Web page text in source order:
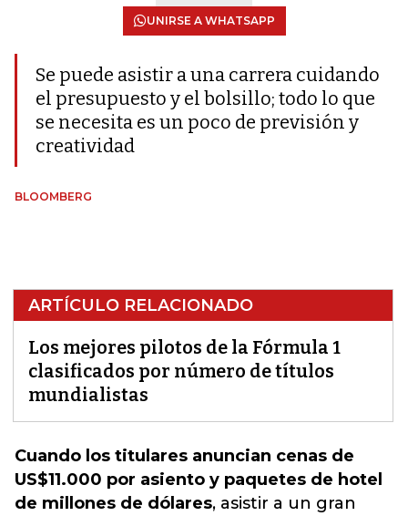
UNIRSE A WHATSAPP
Se puede asistir a una carrera cuidando
el presupuesto y el bolsillo; todo lo que
se necesita es un poco de previsión y
creatividad
BLOOMBERG
ARTÍCULO RELACIONADO
Los mejores pilotos de la Fórmula 1
clasificados por número de títulos
mundialistas
Cuando los titulares anuncian cenas de
US$11.000 por asiento y paquetes de hotel
de millones de dólares, asistir a un gran